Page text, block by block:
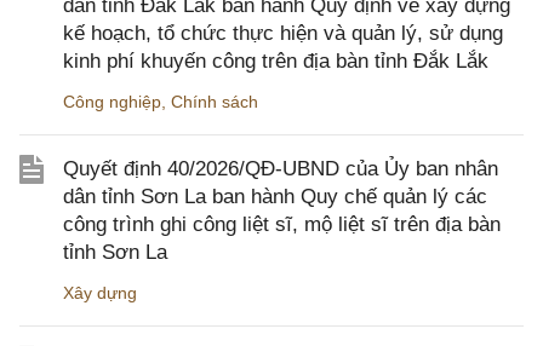
dân tỉnh Đắk Lắk ban hành Quy định về xây dựng
kế hoạch, tổ chức thực hiện và quản lý, sử dụng
kinh phí khuyến công trên địa bàn tỉnh Đắk Lắk
Công nghiệp Chính sách
Quyết định 40/2026/QĐ-UBND của Ủy ban nhân
dân tỉnh Sơn La ban hành Quy chế quản lý các
công trình ghi công liệt sĩ, mộ liệt sĩ trên địa bàn
tỉnh Sơn La
Xây dựng